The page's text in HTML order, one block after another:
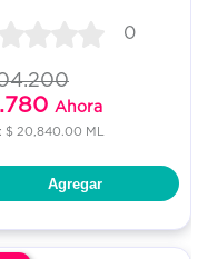
0
Ahora
$ 20,840.00 ML
Agregar